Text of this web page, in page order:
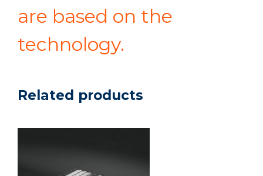
are based on the
technology.
Related products